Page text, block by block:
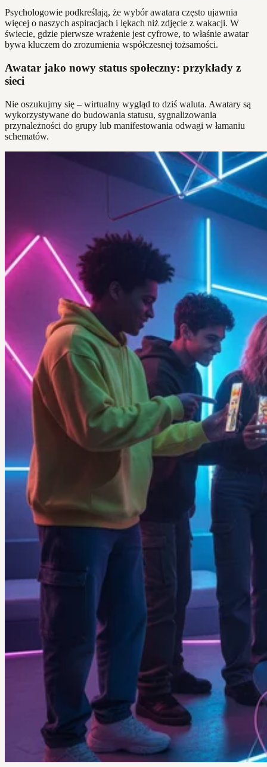
Psychologowie podkreślają, że wybór awatara często ujawnia
więcej o naszych aspiracjach i lękach niż zdjęcie z wakacji. W
świecie, gdzie pierwsze wrażenie jest cyfrowe, to właśnie awatar
bywa kluczem do zrozumienia współczesnej tożsamości.
Awatar jako nowy status społeczny: przykłady z
sieci
Nie oszukujmy się – wirtualny wygląd to dziś waluta. Awatary są
wykorzystywane do budowania statusu, sygnalizowania
przynależności do grupy lub manifestowania odwagi w łamaniu
schematów.